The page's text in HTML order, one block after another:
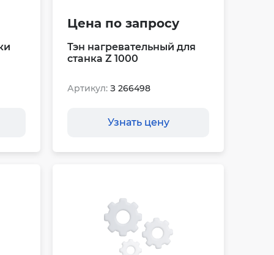
Цена по запросу
Тэн нагревательный для
станка Z 1000
Артикул: З 266498
Узнать цену